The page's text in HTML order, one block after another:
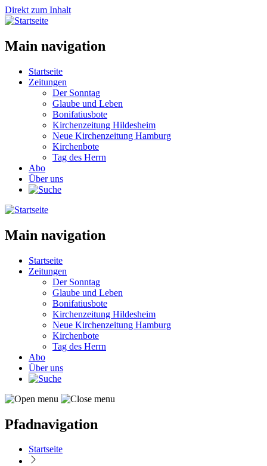
Direkt zum Inhalt
Main navigation
Startseite
Zeitungen
Der Sonntag
Glaube und Leben
Bonifatiusbote
Kirchenzeitung Hildesheim
Neue Kirchenzeitung Hamburg
Kirchenbote
Tag des Herrn
Abo
Über uns
Main navigation
Startseite
Zeitungen
Der Sonntag
Glaube und Leben
Bonifatiusbote
Kirchenzeitung Hildesheim
Neue Kirchenzeitung Hamburg
Kirchenbote
Tag des Herrn
Abo
Über uns
Pfadnavigation
Startseite